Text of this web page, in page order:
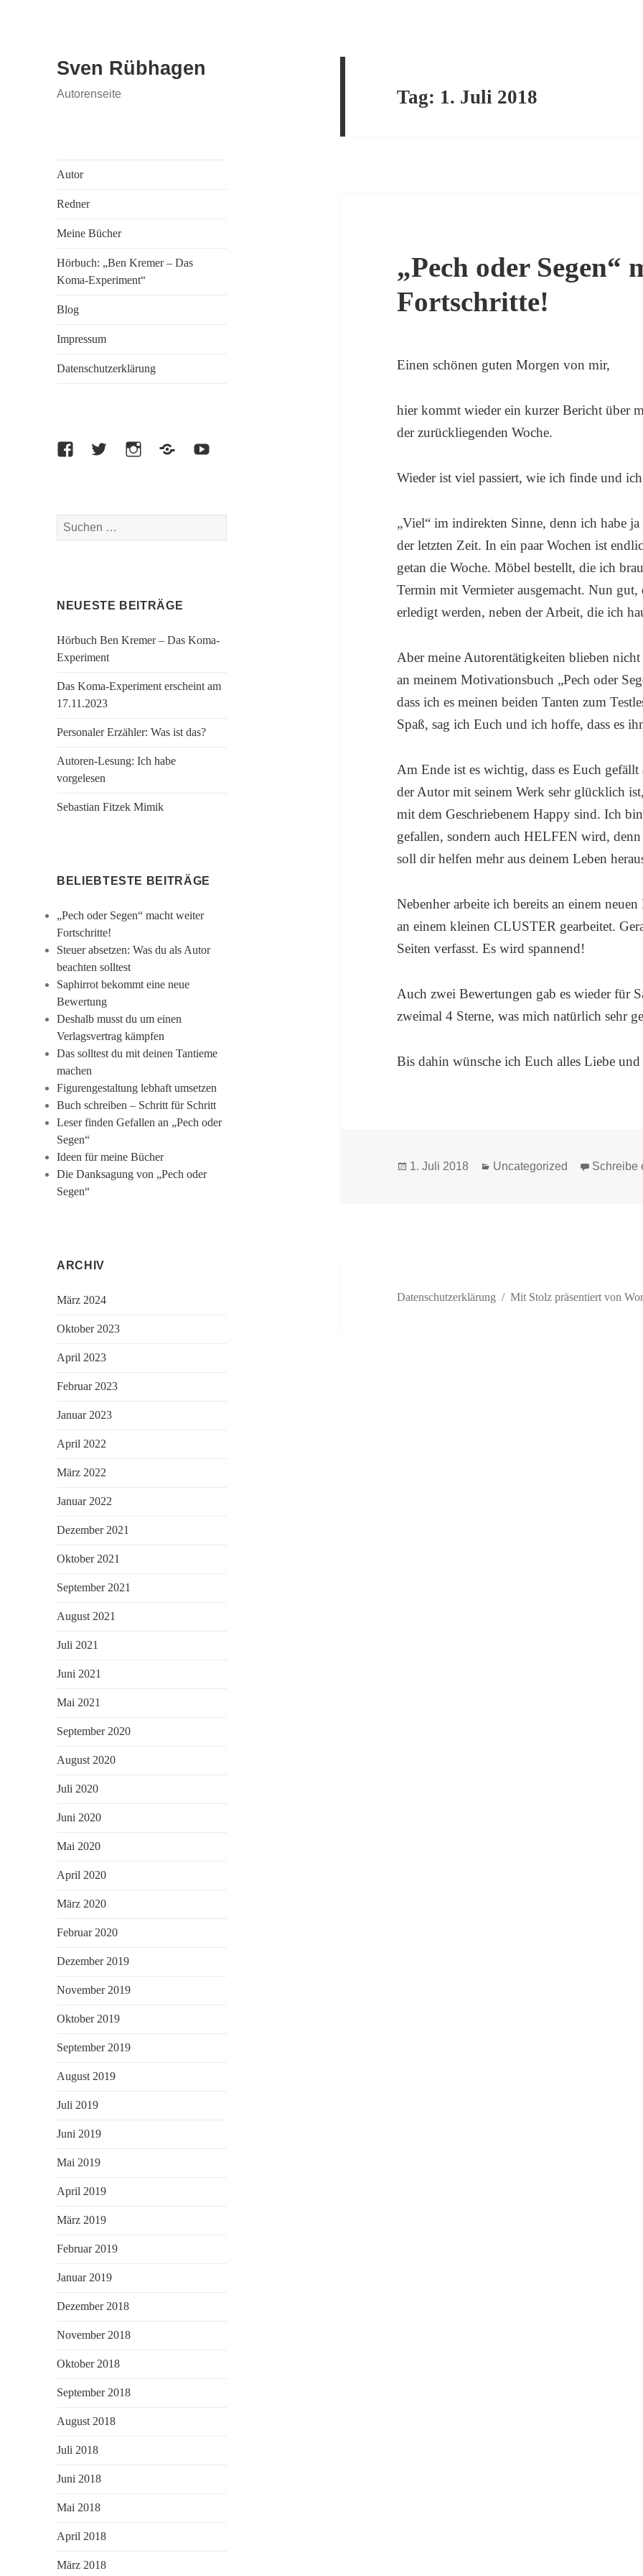
Sven Rübhagen
Autorenseite
Autor
Redner
Meine Bücher
Hörbuch: „Ben Kremer – Das
Koma-Experiment“
Blog
Impressum
Datenschutzerklärung
FacebookTwitterInstagramAmazonYoutube
Suche
nach:
NEUESTE BEITRÄGE
Hörbuch Ben Kremer – Das Koma-
Experiment
Das Koma-Experiment erscheint am
17.11.2023
Personaler Erzähler: Was ist das?
Autoren-Lesung: Ich habe
vorgelesen
Sebastian Fitzek Mimik
BELIEBTESTE BEITRÄGE
„Pech oder Segen“ macht weiter
Fortschritte!
Steuer absetzen: Was du als Autor
beachten solltest
Saphirrot bekommt eine neue
Bewertung
Deshalb musst du um einen
Verlagsvertrag kämpfen
Das solltest du mit deinen Tantieme
machen
Figurengestaltung lebhaft umsetzen
Buch schreiben – Schritt für Schritt
Leser finden Gefallen an „Pech oder
Segen“
Ideen für meine Bücher
Die Danksagung von „Pech oder
Segen“
ARCHIV
März 2024
Oktober 2023
April 2023
Februar 2023
Januar 2023
April 2022
März 2022
Januar 2022
Dezember 2021
Oktober 2021
September 2021
August 2021
Juli 2021
Juni 2021
Mai 2021
September 2020
August 2020
Juli 2020
Juni 2020
Mai 2020
April 2020
März 2020
Februar 2020
Dezember 2019
November 2019
Oktober 2019
September 2019
August 2019
Juli 2019
Juni 2019
Mai 2019
April 2019
März 2019
Februar 2019
Januar 2019
Dezember 2018
November 2018
Oktober 2018
September 2018
August 2018
Juli 2018
Juni 2018
Mai 2018
April 2018
März 2018
Tag: 1. Juli 2018
„Pech oder Segen“
Fortschritte!
Einen schönen guten Morgen von mir,
hier kommt wieder ein kurzer Bericht über
der zurückliegenden Woche.
Wieder ist viel passiert, wie ich finde und
„Viel“ im indirekten Sinne, denn ich habe
der letzten Zeit. In ein paar Wochen ist
getan die Woche. Möbel bestellt, die ich
Termin mit Vermieter ausgemacht. Nun gut,
erledigt werden, neben der Arbeit, die ich
Aber meine Autorentätigkeiten blieben
an meinem Motivationsbuch „Pech oder
dass ich es meinen beiden Tanten zum
Spaß, sag ich Euch und ich hoffe, dass es
Am Ende ist es wichtig, dass es Euch
der Autor mit seinem Werk sehr glücklich
mit dem Geschriebenem Happy sind. Ich
gefallen, sondern auch HELFEN wird,
soll dir helfen mehr aus deinem Leben
Nebenher arbeite ich bereits an einem
an einem kleinen CLUSTER gearbeitet.
Seiten verfasst. Es wird spannend!
Auch zwei Bewertungen gab es wieder für
zweimal 4 Sterne, was mich natürlich sehr
Bis dahin wünsche ich Euch alles Liebe und
Veröffentlicht
1. Juli 2018 Kategorien
Uncategorized Schreibe
Datenschutzerklärung Mit Stolz präsentiert von